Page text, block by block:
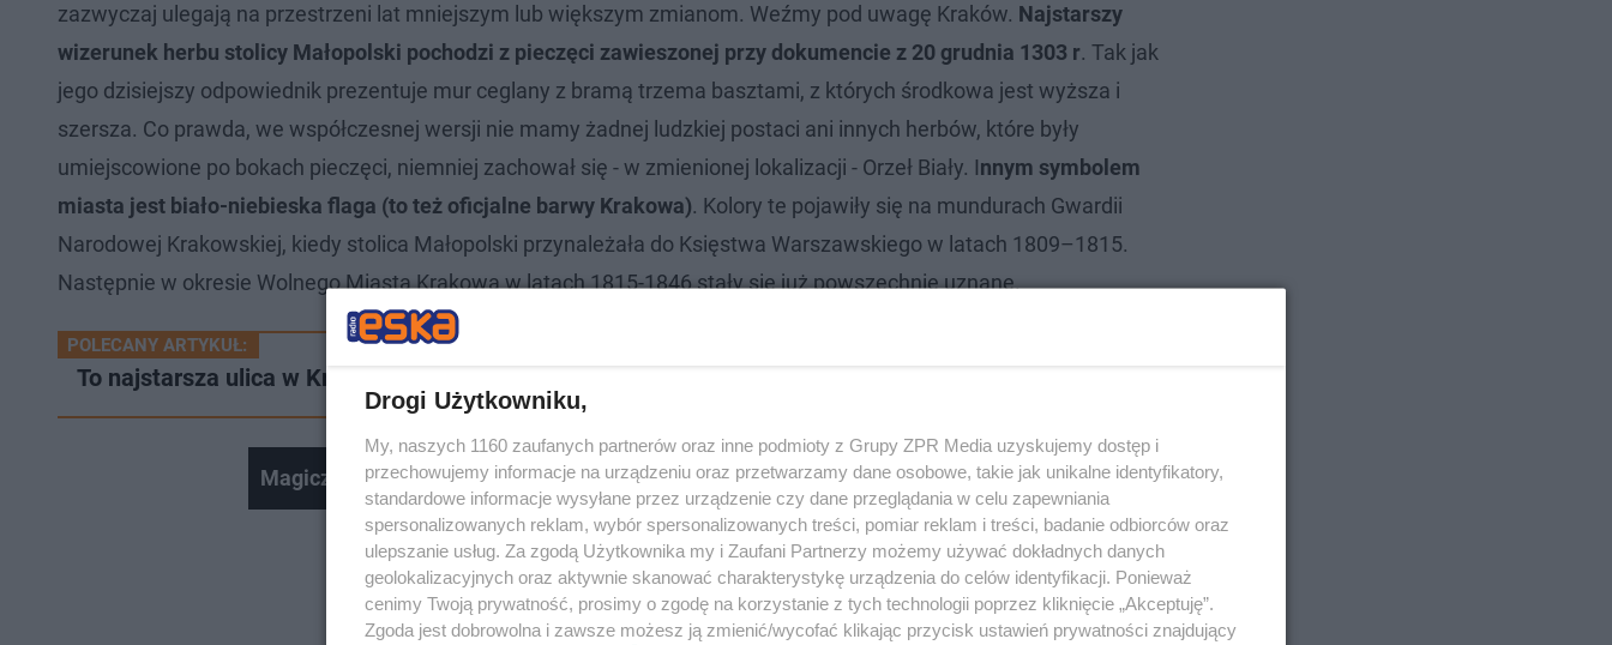
zazwyczaj ulegają na przestrzeni lat mniejszym lub większym zmianom. Weźmy pod uwagę Kraków. Najstarszy
wizerunek herbu stolicy Małopolski pochodzi z pieczęci zawieszonej przy dokumencie z 20 grudnia 1303 r. Tak jak
jego dzisiejszy odpowiednik prezentuje mur ceglany z bramą trzema basztami, z których środkowa jest wyższa i
szersza. Co prawda, we współczesnej wersji nie mamy żadnej ludzkiej postaci ani innych herbów, które były
umiejscowione po bokach pieczęci, niemniej zachował się - w zmienionej lokalizacji - Orzeł Biały. Innym symbolem
miasta jest biało-niebieska flaga (to też oficjalne barwy Krakowa). Kolory te pojawiły się na mundurach Gwardii
Narodowej Krakowskiej, kiedy stolica Małopolski przynależała do Księstwa Warszawskiego w latach 1809–1815.
Następnie w okresie Wolnego Miasta Krakowa w latach 1815-1846 stały się już powszechnie uznane.
POLECANY ARTYKUŁ:
To najstarsza ulica w Krakowie. Od Kanoniczej wszystko się zaczęło [ZDJĘCIA]
Magiczne kawiarnie tematyczne w Krakowie
Drogi Użytkowniku,
My, naszych 1160 zaufanych partnerów oraz inne podmioty z Grupy ZPR Media uzyskujemy dostęp i
przechowujemy informacje na urządzeniu oraz przetwarzamy dane osobowe, takie jak unikalne identyfikatory,
standardowe informacje wysyłane przez urządzenie czy dane przeglądania w celu zapewniania
spersonalizowanych reklam, wybór spersonalizowanych treści, pomiar reklam i treści, badanie odbiorców oraz
ulepszanie usług. Za zgodą Użytkownika my i Zaufani Partnerzy możemy używać dokładnych danych
geolokalizacyjnych oraz aktywnie skanować charakterystykę urządzenia do celów identyfikacji. Ponieważ
cenimy Twoją prywatność, prosimy o zgodę na korzystanie z tych technologii poprzez kliknięcie „Akceptuję”.
Zgoda jest dobrowolna i zawsze możesz ją zmienić/wycofać klikając przycisk ustawień prywatności znajdujący